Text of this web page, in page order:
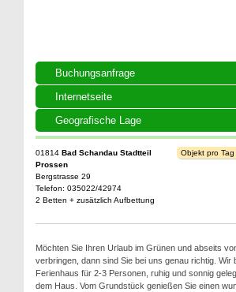
Buchungsanfrage
Internetseite
Geografische Lage
01814 Bad Schandau Stadtteil
Prossen
Bergstrasse 29
Telefon: 035022/42974
2 Betten + zusätzlich Aufbettung
Objekt pro Tag
Möchten Sie Ihren Urlaub im Grünen und abseits
verbringen, dann sind Sie bei uns genau richtig. Wir
Ferienhaus für 2-3 Personen, ruhig und sonnig
dem Haus. Vom Grundstück genießen Sie einen